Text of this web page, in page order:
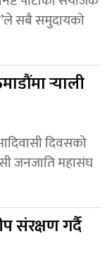
सबै समुदायको
र्‍याली
दिवसको
जनजाति महासंघ
संरक्षण गर्दै